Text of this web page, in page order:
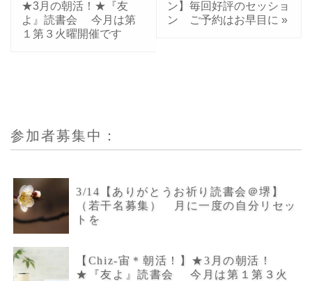
★3月の朝活！★『友
よ』読書会 今月は第
１第３火曜開催です
ン】毎回好評のセッショ
ン ご予約はお早目に »
参加者募集中：
3/14【ありがとうお祈り読書会＠堺】
（若干名募集） 月に一度の自分リセッ
トを
【Chiz-宙＊朝活！】★3月の朝活！
★『友よ』読書会 今月は第１第３火